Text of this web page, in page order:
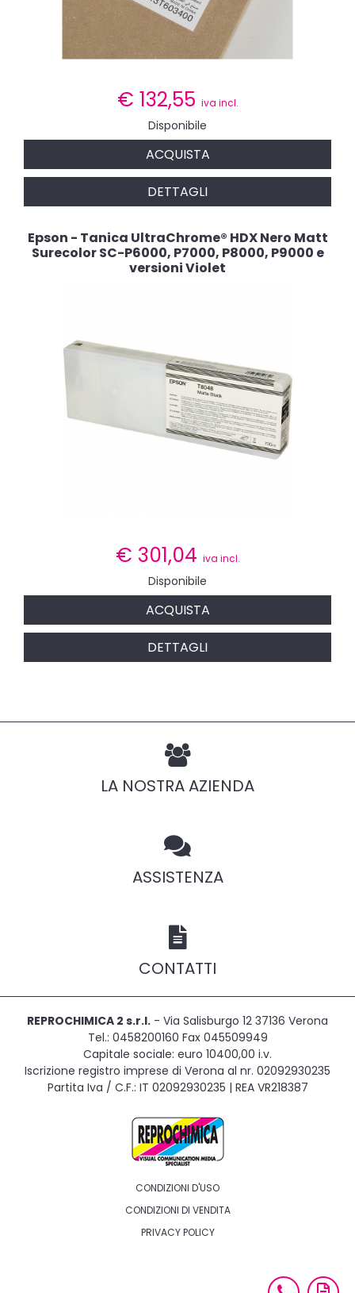
€ 132,55 iva incl.
Disponibile
ACQUISTA
DETTAGLI
Epson - Tanica UltraChrome® HDX Nero Matt
Surecolor SC-P6000, P7000, P8000, P9000 e
versioni Violet
€ 301,04 iva incl.
Disponibile
ACQUISTA
DETTAGLI
LA NOSTRA AZIENDA
ASSISTENZA
CONTATTI
REPROCHIMICA 2 s.r.l. - Via Salisburgo 12 37136 Verona
Tel.: 0458200160 Fax 045509949
Capitale sociale: euro 10400,00 i.v.
Iscrizione registro imprese di Verona al nr. 02092930235
Partita Iva / C.F.: IT 02092930235 | REA VR218387
CONDIZIONI D'USO
CONDIZIONI DI VENDITA
PRIVACY POLICY